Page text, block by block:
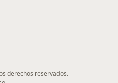
derechos reservados.